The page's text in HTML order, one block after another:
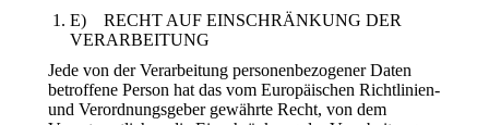
E) RECHT AUF EINSCHRÄNKUNG DER
VERARBEITUNG
Jede von der Verarbeitung personenbezogener Daten
betroffene Person hat das vom Europäischen Richtlinien-
und Verordnungsgeber gewährte Recht, von dem